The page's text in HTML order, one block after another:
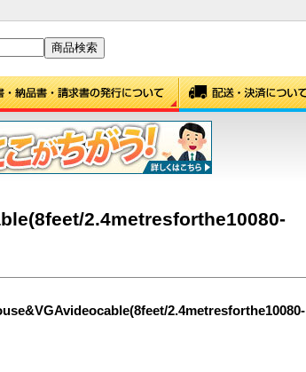
2.4metresforthe10080-
2.4metresforthe10080-